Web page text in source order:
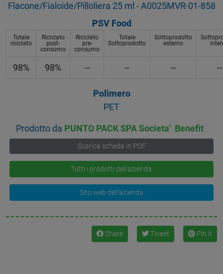
Flacone/Fialoide/Pilloliera 25 ml - A0025MVR-01-858
PSV Food
Totale
riciclato
Riciclato
post-
consumo
Riciclato
pre-
consumo
Totale
Sottoprodotto
Sottoprodotto
esterno
98% 98% -- -- -- --
Polimero
PET
Prodotto da PUNTO PACK SPA Societa' Benefit
Scarica scheda in PDF
Tutti i prodotti dell'azienda
Sito web dell'azienda
Share Tweet Pin it